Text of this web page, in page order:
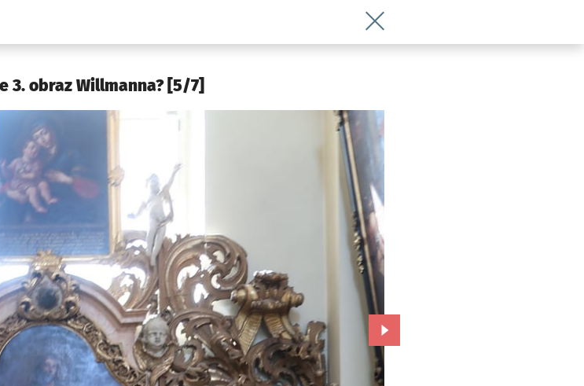
Wróć do artykułu W kościele św.
3. obraz Willmanna? [5/7]
Przejdź do kolejnego zdjęcia.